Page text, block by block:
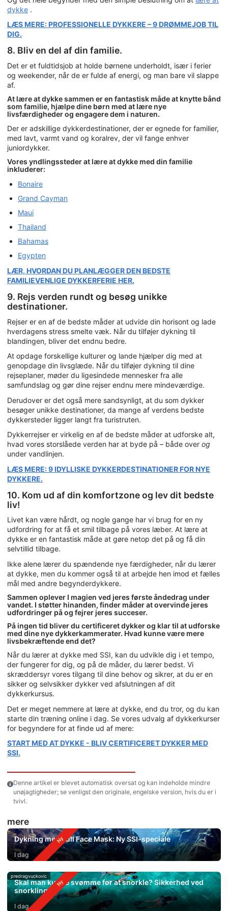
dykke .
LÆS MERE: PROFESSIONELLE DYKKERE – 9 DRØMMEJOB TIL
DIG.
8. Bliv en del af din familie.
Det er et fuldtidsjob at holde børnene underholdt, især i ferier
og weekender, når de er fulde af energi, og man bare vil slappe
af.
At lære at dykke sammen er en fantastisk måde at knytte bånd
som familie, hjælpe dine børn med at lære nye
livsfærdigheder og engagere dem i naturen.
Der er adskillige dykkerdestinationer, der er egnede for familier,
med lavt, varmt vand og koralrev, der vil fange enhver
juniordykker.
Vores yndlingssteder at lære at dykke med din familie
inkluderer:
Bonaire
Grand Cayman
Maui
Thailand
Bahamas
Egypten
LÆR, HVORDAN DU PLANLÆGGER DEN BEDSTE
FAMILIEVENLIGE DYKKERFERIE HER.
9. Rejs verden rundt og besøg unikke
destinationer.
Rejser er en af de bedste måder at udvide din horisont og lade
hverdagens stress smelte væk. Når du tilføjer dykning til
blandingen, bliver det endnu bedre.
At opdage forskellige kulturer og lande hjælper dig med at
genopdage din livsglæde. Når du tilføjer dykning til dine
rejseplaner, møder du ligesindede mennesker fra alle
samfundslag og gør dine rejser endnu mere mindeværdige.
Derudover er det også mere sandsynligt, at du som dykker
besøger unikke destinationer, da mange af verdens bedste
dykkersteder ligger langt fra turistruten.
Dykkerrejser er virkelig en af de bedste måder at udforske alt,
hvad vores storslåede verden har at byde på – både over og
under vandlinjen.
LÆS MERE: 9 IDYLLISKE DYKKERDESTINATIONER FOR NYE
DYKKERE.
10. Kom ud af din komfortzone og lev dit bedste
liv!
Livet kan være hårdt, og nogle gange har vi brug for en ny
udfordring for at få et smil tilbage på vores læber. At lære at
dykke er en fantastisk måde at gøre netop det på og få din
selvtillid tilbage.
Ikke alene lærer du spændende nye færdigheder, når du lærer
at dykke, men du kommer også til at arbejde hen imod et fælles
mål med andre begynderdykkere.
Sammen oplever I magien ved jeres første åndedrag under
vandet. I støtter hinanden, finder måder at overvinde jeres
udfordringer på og fejrer jeres succeser.
På ingen tid bliver du certificeret dykker og klar til at udforske
med dine nye dykkerkammerater. Hvad kunne være mere
livsbekræftende end det?
Når du lærer at dykke med SSI, kan du udvikle dig i et tempo,
der fungerer for dig, og på de måder, du lærer bedst. Vi
skræddersyr vores tilgang til dine behov og sikrer, at du er en
sikker og selvsikker dykker ved afslutningen af dit
dykkerkursus.
Det er meget nemmere at lære at dykke, end du tror, og du kan
starte din træning online i dag. Se vores udvalg af dykkerkurser
for begyndere for at finde ud af mere:
START MED AT DYKKE - BLIV CERTIFICERET DYKKER MED
SSI.
Denne artikel er blevet automatisk oversat og kan indeholde mindre
unøjagtigheder; se venligst den originale, engelske version, hvis du er i
tvivl.
mere
Dykning med Full Face Mask: Ny SSI-speciale
I dag
predragvuckovic
Skal man kunne svømme for at snorkle? Sikkerhed ved
snorkling
I dag